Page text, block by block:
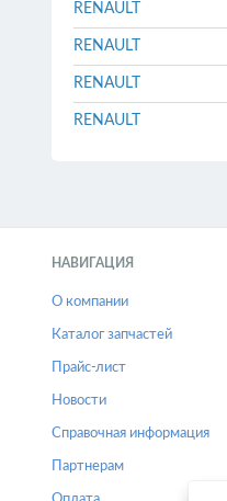
RENAULT
RENAULT
RENAULT
RENAULT
НАВИГАЦИЯ
О компании
Каталог запчастей
Прайс-лист
Новости
Справочная информация
Партнерам